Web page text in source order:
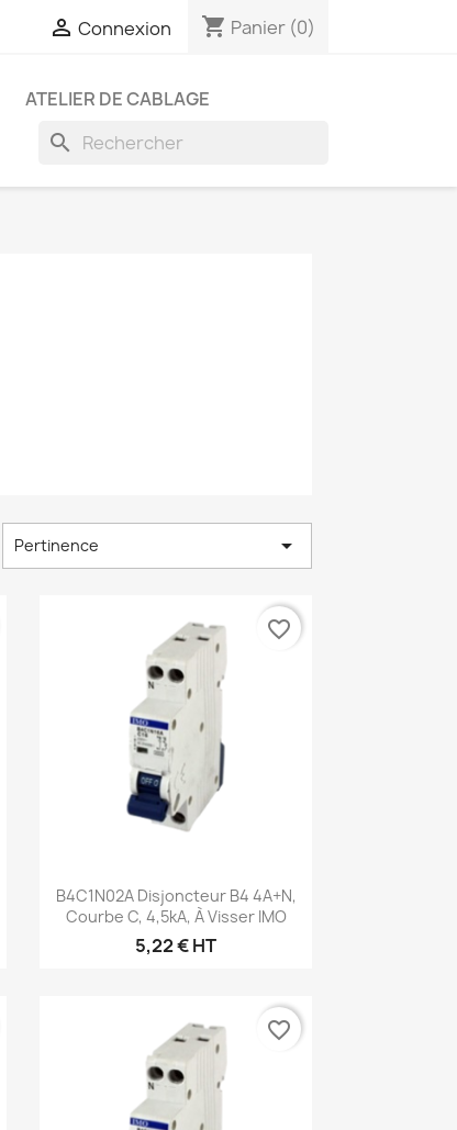
 Connexion shopping_cart Panier (0)
ATELIER DE CABLAGE
search
Pertinence 
Aperçu rapide
B4C1N02A Disjoncteur B4 4A+N,
Courbe C, 4,5kA, À Visser IMO
5,22 € HT
favorite_border
favorite_border